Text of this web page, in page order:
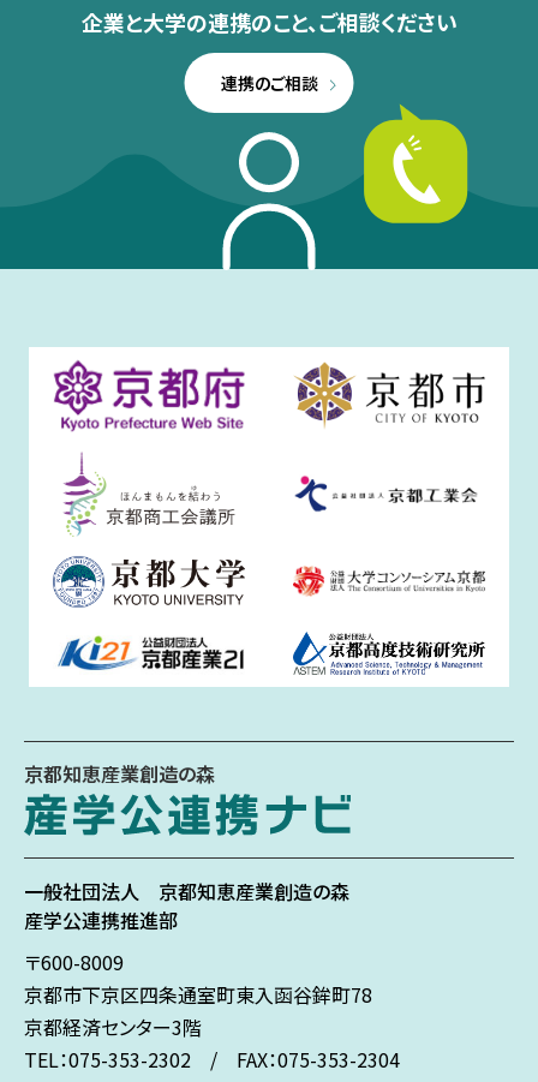
企業と大学の連携のこと、ご相談ください
連携のご相談
京都知恵産業創造の森
一般社団法人 京都知恵産業創造の森
産学公連携推進部
〒600-8009
京都市下京区四条通室町東入函谷鉾町78
京都経済センター3階
TEL：075-353-2302 / FAX：075-353-2304